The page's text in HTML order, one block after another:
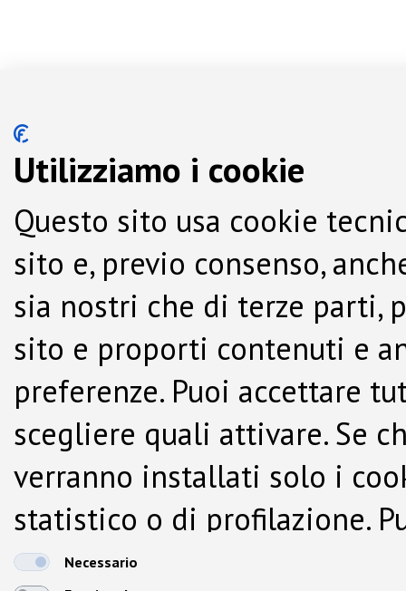
Utilizziamo i cookie
Questo sito usa cookie
sito e, previo consenso,
sia nostri che di terze parti,
sito e proporti contenuti e
preferenze. Puoi accettare
scegliere quali attivare. Se
verranno installati solo i
statistico o di profilazione.
dalla Cookie Policy.
Necessario